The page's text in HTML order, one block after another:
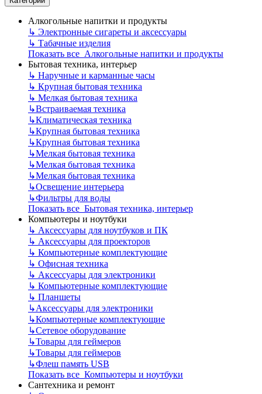
Алкогольные напитки и продукты
↳ Электронные сигареты и аксессуары
↳ Табачные изделия
Показать все Алкогольные напитки и продукты
Бытовая техника, интерьер
↳ Наручные и карманные часы
↳ Крупная бытовая техника
↳ Мелкая бытовая техника
↳Встраиваемая техника
↳Климатическая техника
↳Крупная бытовая техника
↳Крупная бытовая техника
↳Мелкая бытовая техника
↳Мелкая бытовая техника
↳Мелкая бытовая техника
↳Освещение интерьера
↳Фильтры для воды
Показать все Бытовая техника, интерьер
Компьютеры и ноутбуки
↳ Аксессуары для ноутбуков и ПК
↳ Аксессуары для проекторов
↳ Компьютерные комплектующие
↳ Офисная техника
↳ Аксессуары для электроники
↳ Компьютерные комплектующие
↳ Планшеты
↳Аксессуары для электроники
↳Компьютерные комплектующие
↳Сетевое оборудование
↳Товары для геймеров
↳Товары для геймеров
↳Флеш память USB
Показать все Компьютеры и ноутбуки
Сантехника и ремонт